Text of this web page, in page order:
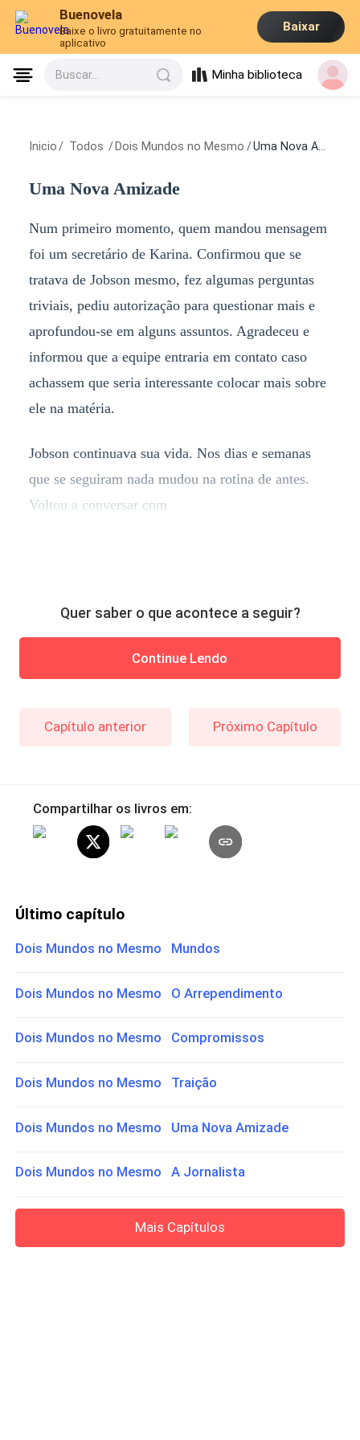
Buenovela
Baixe o livro gratuitamente no
aplicativo
Baixar
Buscar... Minha biblioteca
Inicio / Todos / Dois Mundos no Mesmo /Uma Nova Amizade
Uma Nova Amizade
Num primeiro momento, quem mandou mensagem
foi um secretário de Karina. Confirmou que se
tratava de Jobson mesmo, fez algumas perguntas
triviais, pediu autorização para questionar mais e
aprofundou-se em alguns assuntos. Agradeceu e
informou que a equipe entraria em contato caso
achassem que seria interessante colocar mais sobre
ele na matéria.
Jobson continuava sua vida. Nos dias e semanas
que se seguiram nada mudou na rotina de antes.
Voltou a conversar com
Quer saber o que acontece a seguir?
Continue Lendo
Capítulo anterior Próximo Capítulo
Compartilhar os livros em:
Último capítulo
Dois Mundos no Mesmo Mundos
Dois Mundos no Mesmo O Arrependimento
Dois Mundos no Mesmo Compromissos
Dois Mundos no Mesmo Traição
Dois Mundos no Mesmo Uma Nova Amizade
Dois Mundos no Mesmo A Jornalista
Mais Capítulos